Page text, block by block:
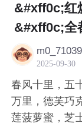
&#xff0c;红
&#xff0c;全
2025-09-30
春风十里，五
万里，德芙巧
莲菠萝蜜，芝